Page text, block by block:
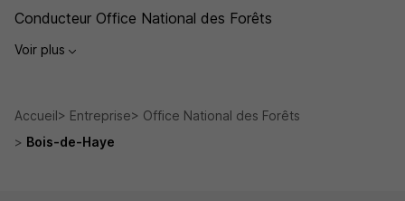
Conducteur Office National des Forêts
Voir plus
Accueil Entreprise
Office National des Forêts
Bois-de-Haye